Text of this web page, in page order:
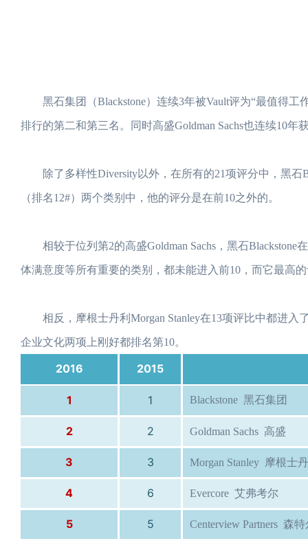
黑石集团（Blackstone）连续3年被Vault评为“最值得工作
排行的第二和第三名。同时高盛Goldman Sachs也连续10年
除了多样性Diversity以外，在所有的21项评分中，黑石
（排名12#）两个类别中，他的评分是在前10之外的。
相较于位列第2的高盛Goldman Sachs，黑石Blackstone
体满意度等所有重要的类别，都未能进入前10，而它最高
相反，摩根士丹利Morgan Stanley在13项评比中都进入
企业文化两项上刚好都排名第10。
2016 2015
1 1 Blackstone 黑石集团
2 2 Goldman Sachs 高盛
3 3 Morgan Stanley 摩根士
4 6 Evercore 艾弗考尔
5 5 Centerview Partners 森